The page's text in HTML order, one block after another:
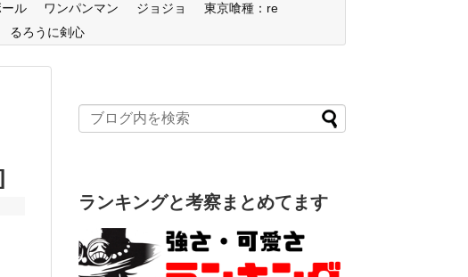
ール ワンパンマン ジョジョ
東京喰種：re
るろうに剣心
ランキングと考察まとめてます